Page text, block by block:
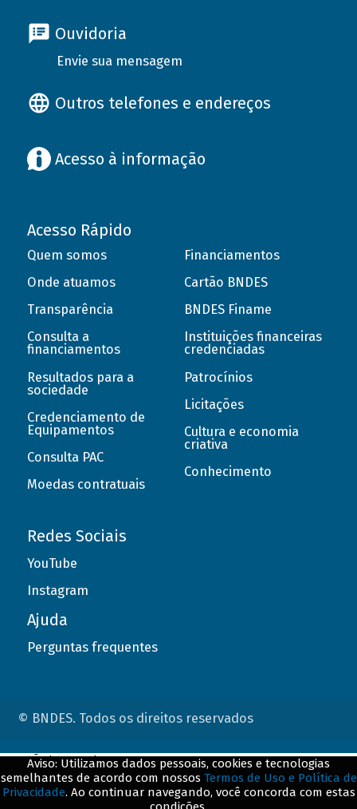
Ouvidoria
Envie sua mensagem
Outros telefones e endereços
Acesso à informação
Acesso Rápido
Quem somos
Onde atuamos
Transparência
Consulta a
financiamentos
Resultados para a
sociedade
Credenciamento de
Equipamentos
Consulta PAC
Moedas contratuais
Financiamentos
Cartão BNDES
BNDES Finame
Instituições financeiras
credenciadas
Patrocínios
Licitações
Cultura e economia
criativa
Conhecimento
Redes Sociais
YouTube
Instagram
Ajuda
Perguntas frequentes
© BNDES. Todos os direitos reservados
Aviso: Utilizamos dados pessoais, cookies e tecnologias
semelhantes de acordo com nossos Termos de Uso e Política de
Privacidade. Ao continuar navegando, você concorda com estas
ConteÃºdo complementar
${title}${badge}